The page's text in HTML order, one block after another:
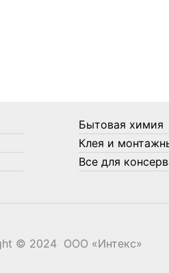
Бытовая химия
Клея и
Все для
© 2024 ООО «‎Интекс»‎